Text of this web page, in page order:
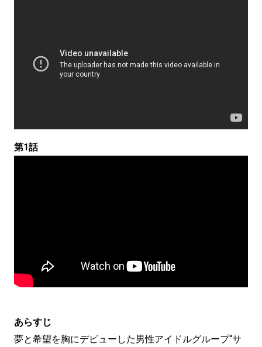
第1話
あらすじ
夢と希望を胸にデビューした男性アイドルグループ“サ